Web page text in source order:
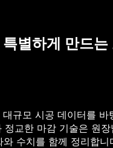
별하게 만드
규모 시공 데이터를
교한 마감 기술은 원
수치를 함께 정리합니